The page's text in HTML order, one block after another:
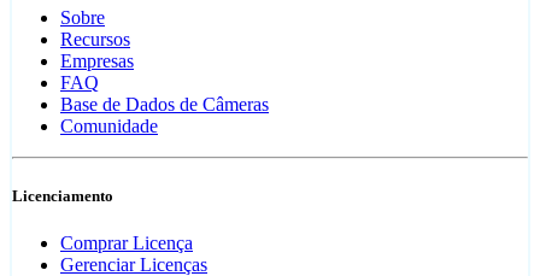
Sobre
Recursos
Empresas
FAQ
Base de Dados de Câmeras
Comunidade
Licenciamento
Comprar Licença
Gerenciar Licenças